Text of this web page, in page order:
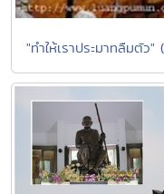
"ทำให้เราประมาทลืมตัว